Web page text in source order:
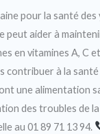
pour la santé des
peut aider à
en vitamines A, C
contribuer à la santé
une alimentation
des troubles de
au 01 89 71 13 94.